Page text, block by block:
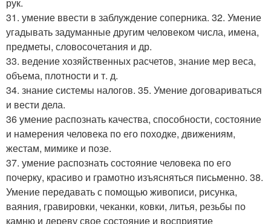
31. умение ввести в заблуждение соперника. 32. Умение
угадывать задуманные другим человеком числа, имена,
предметы, словосочетания и др.
33. ведение хозяйственных расчетов, знание мер веса,
объема, плотности и т. д.
34. знание системы налогов. 35. Умение договариваться
и вести дела.
36 умение распознать качества, способности, состояние
и намерения человека по его походке, движениям,
жестам, мимике и позе.
37. умение распознать состояние человека по его
почерку, красиво и грамотно изъясняться письменно. 38.
Умение передавать с помощью живописи, рисунка,
ваяния, гравировки, чеканки, ковки, литья, резьбы по
камню и дереву свое состояние и восприятие